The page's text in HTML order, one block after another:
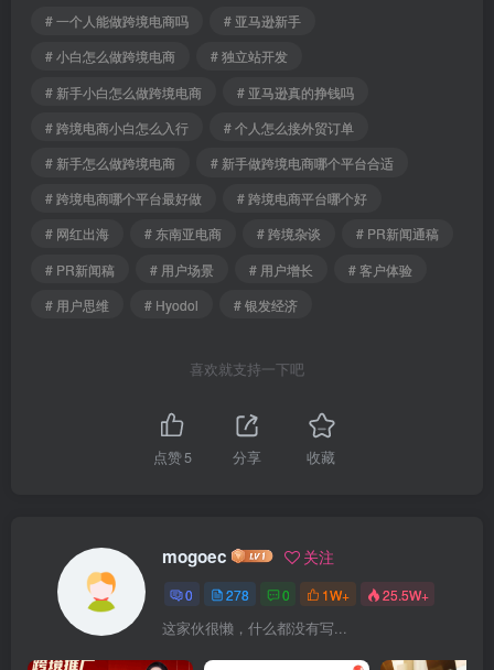
# 一个人能做跨境电商吗
# 亚马逊新手
# 小白怎么做跨境电商
# 独立站开发
# 新手小白怎么做跨境电商
# 亚马逊真的挣钱吗
# 跨境电商小白怎么入行
# 个人怎么接外贸订单
# 新手怎么做跨境电商
# 新手做跨境电商哪个平台合适
# 跨境电商哪个平台最好做
# 跨境电商平台哪个好
# 网红出海
# 东南亚电商 # 跨境杂谈
# PR新闻通稿
# PR新闻稿
# 用户场景 # 用户增长
# 客户体验
# 用户思维
# Hyodol # 银发经济
喜欢就支持一下吧
点赞5 分享 收藏
mogoec 关注
0 278 0 1W+ 25.5W+
这家伙很懒，什么都没有写...